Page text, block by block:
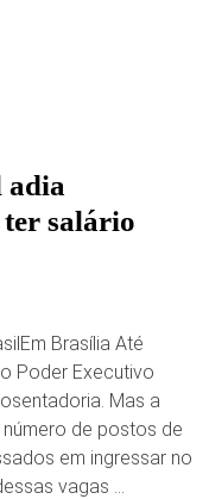
adia
salário
Brasília Até
Poder Executivo
Mas a
de postos de
em ingressar no
vagas …